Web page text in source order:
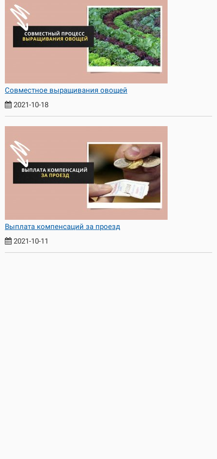
Совместное выращивания овощей
2021-10-18
Выплата компенсаций за проезд
2021-10-11